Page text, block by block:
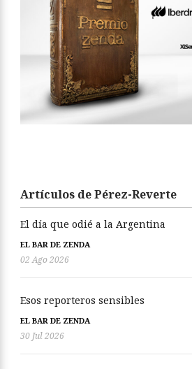
Artículos de Pérez-Reverte
El día que odié a la Argentina
EL BAR DE ZENDA
02 Ago 2026
Esos reporteros sensibles
EL BAR DE ZENDA
30 Jul 2026